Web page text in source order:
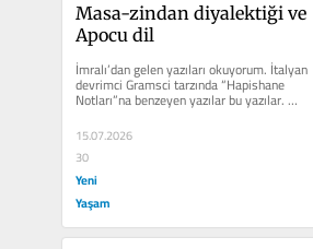
Masa-zindan diyalektiği ve
Apocu dil
İmralı’dan gelen yazıları okuyorum. İtalyan
devrimci Gramsci tarzında “Hapishane
Notları”na benzeyen yazılar bu yazılar.
15.07.2026
30
Yeni
Yaşam